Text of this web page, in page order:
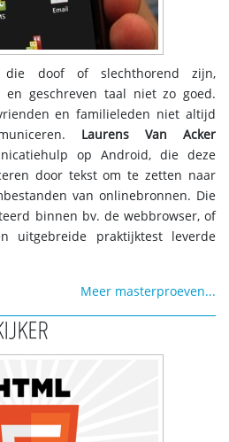
die doof of slechthorend zijn,
en geschreven taal niet zo goed.
en familieleden niet altijd
Laurens Van Acker
op Android, die deze
door tekst om te zetten naar
van onlinebronnen. Die
binnen bv. de webbrowser, of
uitgebreide praktijktest leverde
Meer masterproeven...